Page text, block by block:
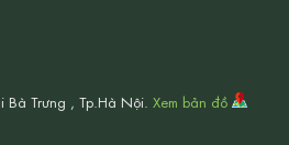
Bà Trưng , Tp.Hà Nội. Xem bản đồ